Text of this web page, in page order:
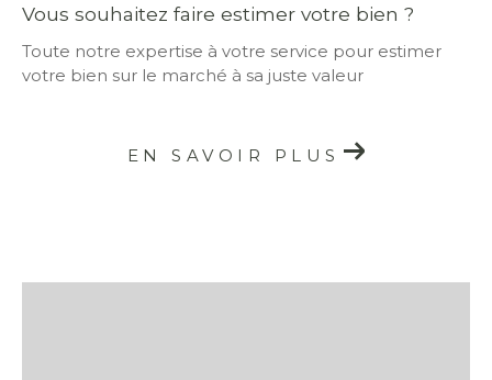
Vous souhaitez faire estimer votre bien ?
Toute notre expertise à votre service pour estimer
votre bien sur le marché à sa juste valeur
EN SAVOIR PLUS